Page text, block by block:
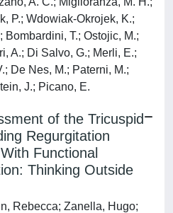
P.; Wdowiak-Okrojek, K.;
Bombardini, T.; Ostojic, M.;
A.; Di Salvo, G.; Merli, E.;
De Nes, M.; Paterni, M.;
J.; Picano, E.
of the Tricuspid
Regurgitation
Functional
Thinking Outside
Rebecca; Zanella, Hugo;